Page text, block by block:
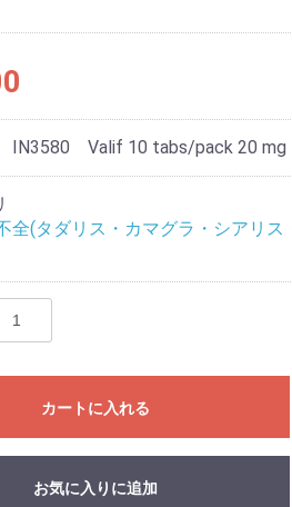
IN3580 Valif 10 tabs/pack 20 mg
全(タダリス・カマグラ・シアリス
カートに入れる
お気に入りに追加